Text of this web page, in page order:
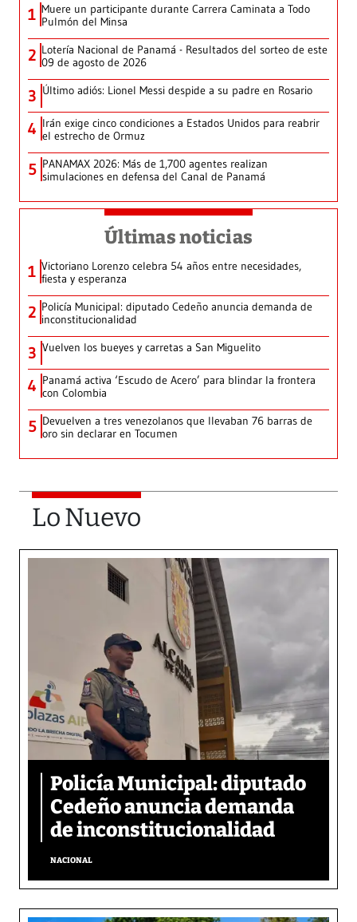
1 Muere un participante durante Carrera Caminata a Todo
Pulmón del Minsa
2 Lotería Nacional de Panamá - Resultados del sorteo de este
09 de agosto de 2026
3 Último adiós: Lionel Messi despide a su padre en Rosario
4 Irán exige cinco condiciones a Estados Unidos para reabrir
el estrecho de Ormuz
5 PANAMAX 2026: Más de 1,700 agentes realizan
simulaciones en defensa del Canal de Panamá
Últimas noticias
1 Victoriano Lorenzo celebra 54 años entre necesidades,
fiesta y esperanza
2 Policía Municipal: diputado Cedeño anuncia demanda de
inconstitucionalidad
3 Vuelven los bueyes y carretas a San Miguelito
4 Panamá activa ‘Escudo de Acero’ para blindar la frontera
con Colombia
5 Devuelven a tres venezolanos que llevaban 76 barras de
oro sin declarar en Tocumen
Lo Nuevo
Policía Municipal: diputado
Cedeño anuncia demanda
de inconstitucionalidad
NACIONAL